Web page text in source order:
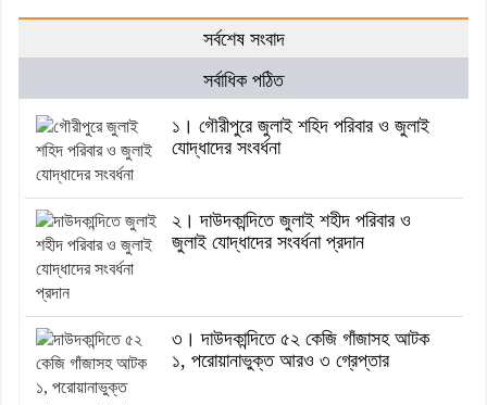
সর্বশেষ সংবাদ
সর্বাধিক পঠিত
১। গৌরীপুরে জুলাই শহিদ পরিবার ও জুলাই
যোদ্ধাদের সংবর্ধনা
২। দাউদকান্দিতে জুলাই শহীদ পরিবার ও
জুলাই যোদ্ধাদের সংবর্ধনা প্রদান
৩। দাউদকান্দিতে ৫২ কেজি গাঁজাসহ আটক
১, পরোয়ানাভুক্ত আরও ৩ গ্রেপ্তার